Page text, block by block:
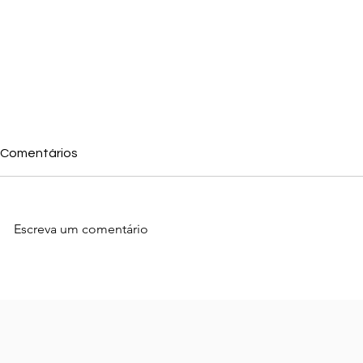
Comentários
Escreva um comentário